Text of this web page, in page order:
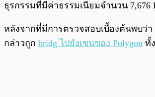
ธุรกรรมที่มีค่าธรรมเนียมจำนวน
หลังจากที่มีการตรวจสอบเบื้องต้นพบว่
กล่าวถูก bridg ไปยังเชนของ Polygon ทั้